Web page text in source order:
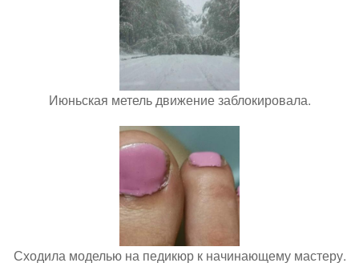
Июньская метель движение заблокировала.
Сходила моделью на педикюр к начинающему мастеру.